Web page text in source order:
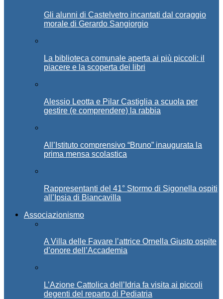
Gli alunni di Castelvetro incantati dal coraggio
morale di Gerardo Sangiorgio
La biblioteca comunale aperta ai più piccoli: il
piacere e la scoperta dei libri
Alessio Leotta e Pilar Castiglia a scuola per
gestire (e comprendere) la rabbia
All’Istituto comprensivo “Bruno” inaugurata la
prima mensa scolastica
Rappresentanti del 41° Stormo di Sigonella ospiti
all’Ipsia di Biancavilla
Associazionismo
A Villa delle Favare l’attrice Ornella Giusto ospite
d’onore dell’Accademia
L’Azione Cattolica dell’Idria fa visita ai piccoli
degenti del reparto di Pediatria